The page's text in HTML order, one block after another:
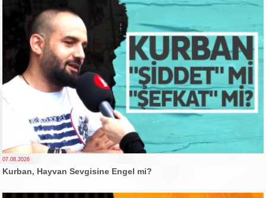
07.08.2026
Kurban, Hayvan Sevgisine Engel mi?